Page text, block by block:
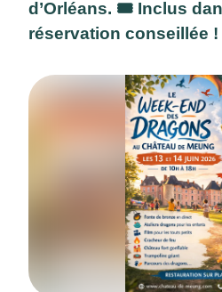
d’Orléans. 🎟️ Inclus
réservation conseillée !